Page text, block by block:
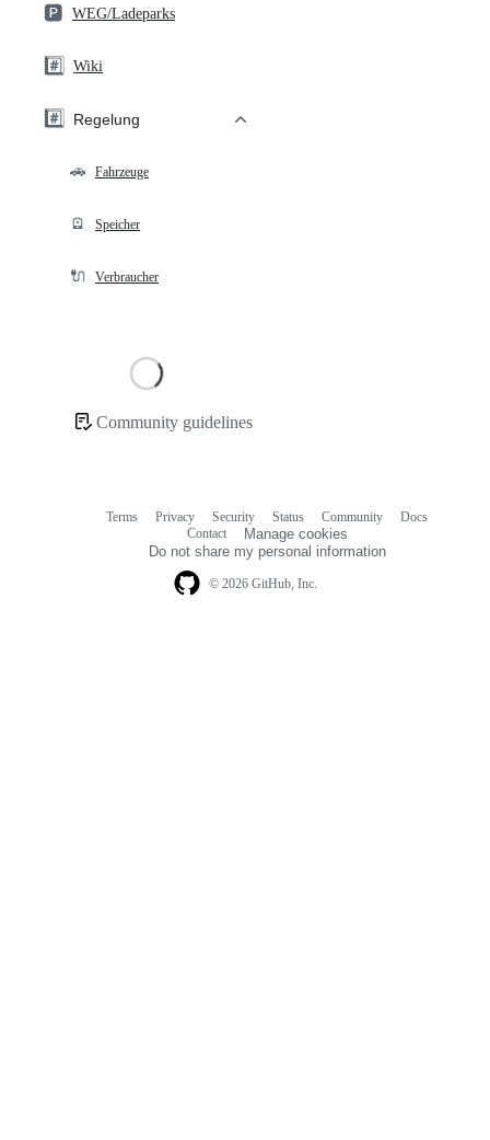
🅿️ WEG/Ladeparks
#️⃣ Wiki
#️⃣ Regelung
🚗 Fahrzeuge
🪫 Speicher
🔌 Verbraucher
Community guidelines
© 2026 GitHub, Inc.
Terms Privacy Security Status Community
Docs
Contact
Manage cookies
Do not share my personal information